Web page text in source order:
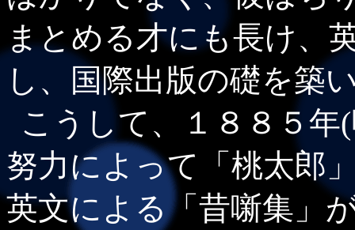
まとめる才にも長け、
し、国際出版の礎を築
こうして、１８８５年
努力によって「桃太郎
英文による「昔噺集」